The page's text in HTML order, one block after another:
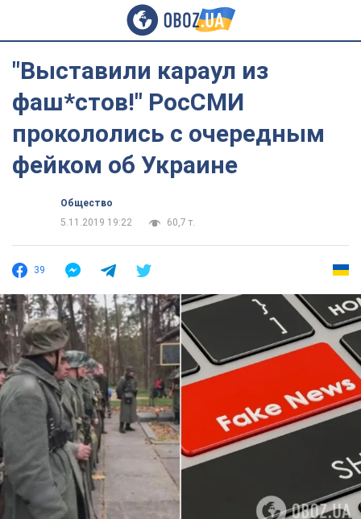
"Выставили караул из
фаш*стов!" РосСМИ
прокололись с очередным
фейком об Украине
Общество
5.11.2019 19:22
60,7 т.
39